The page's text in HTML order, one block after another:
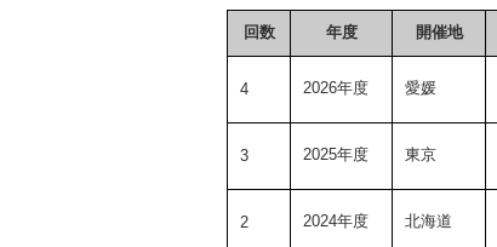
回数 年度 開催地
4 2026年度 愛媛
3 2025年度 東京
2 2024年度 北海道